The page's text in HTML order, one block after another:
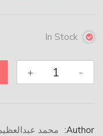
In Stock
+
إدارة
العملاء
-
Author:
محمد عبدالعظيم